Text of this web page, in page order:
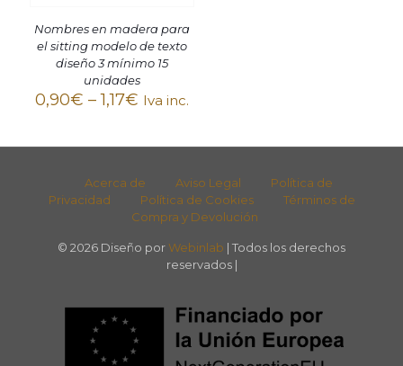
Nombres en madera para
el sitting modelo de texto
diseño 3 mínimo 15
unidades
0,90€ –1,17€ Iva inc.
Acerca de Aviso Legal
Política de
Privacidad
Política de Cookies
Términos de
Compra y Devolución
© 2026 Diseño por Webinlab | Todos los derechos
reservados |